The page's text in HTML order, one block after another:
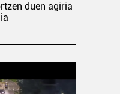
duen agiria